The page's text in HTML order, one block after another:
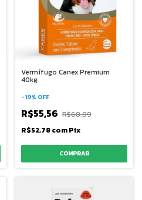
Vermífugo Canex Premium
40kg
-19% OFF
R$55,56 R$68,99
R$52,78comPix